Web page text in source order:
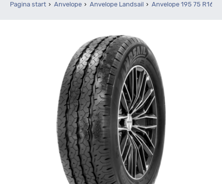
Pagina start Anvelope Anvelope Landsail Anvelope 195 75 R16C